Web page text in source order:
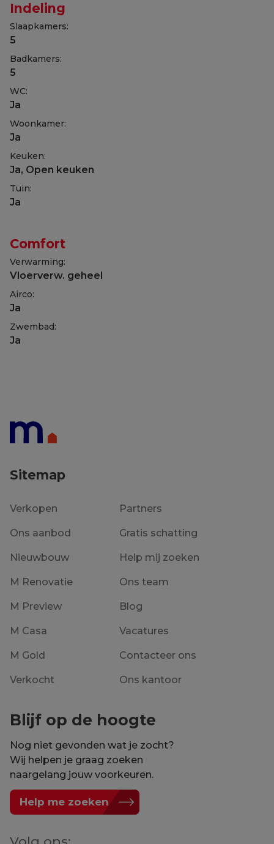
Indeling
Slaapkamers:
5
Badkamers:
5
WC:
Ja
Woonkamer:
Ja
Keuken:
Ja, Open keuken
Tuin:
Ja
Comfort
Verwarming:
Vloerverw. geheel
Airco:
Ja
Zwembad:
Ja
Sitemap
Verkopen
Ons aanbod
Nieuwbouw
M Renovatie
M Preview
M Casa
M Gold
Verkocht
Partners
Gratis schatting
Help mij zoeken
Ons team
Blog
Vacatures
Contacteer ons
Ons kantoor
Blijf op de hoogte
Nog niet gevonden wat je zocht?
Wij helpen je graag zoeken
naargelang jouw voorkeuren.
Help me zoeken